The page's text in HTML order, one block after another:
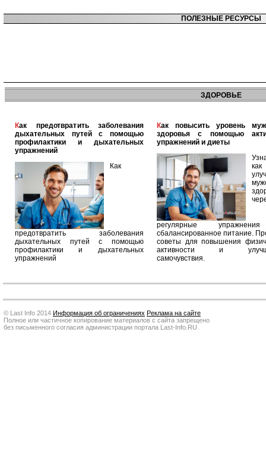
ПОЛЕЗНЫЕ РЕСУРСЫ
ЗДОРОВЬЕ
Как предотвратить заболевания
дыхательных путей с помощью
профилактики и дыхательных
упражнений
Как
предотвратить заболевания
дыхательных путей с помощью
профилактики и дыхательных
упражнений
Как повысить уровень мужского
здоровья с помощью
упражнений и диеты
как
регулярные
сбалансированное питание.
советы для повышения
активности и
самочувствия.
© Last Info 2014 Информация об ограничениях Реклама на сайте
Полное или частичное копирование материалов с сайта запрещено
без письменного согласия администрации портала Last-Info.RU